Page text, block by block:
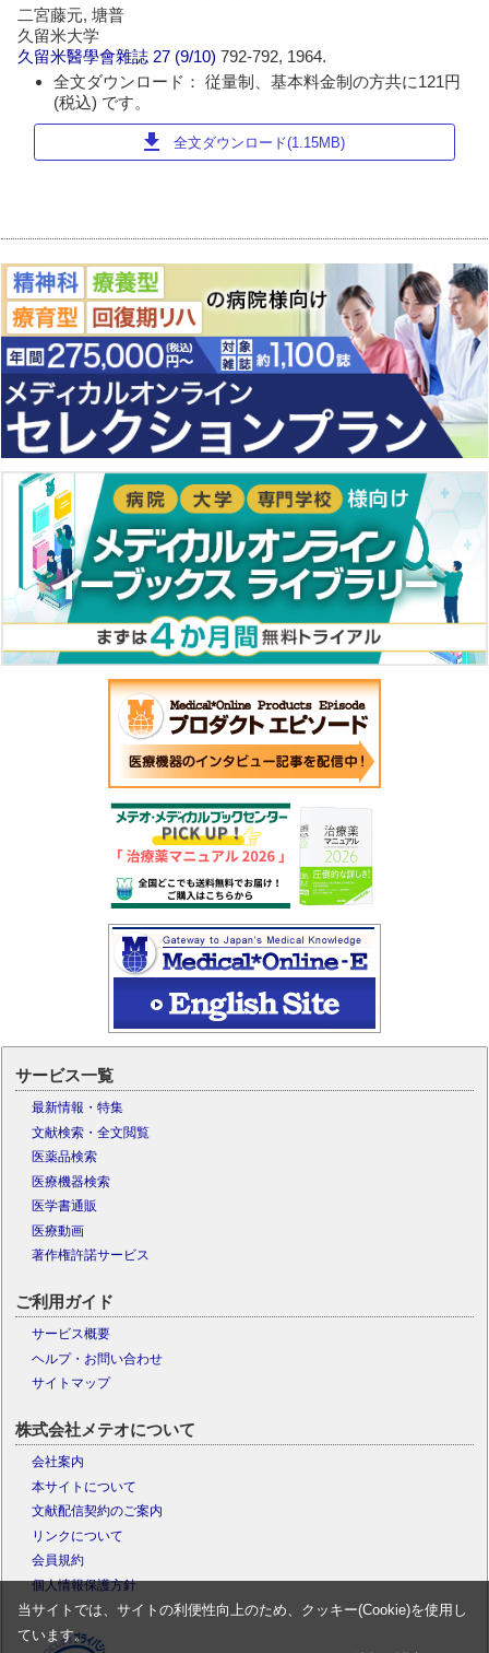
二宮藤元, 塘普
久留米大学
久留米醫學會雜誌 27 (9/10)792-792, 1964.
全文ダウンロード： 従量制、基本料金制の方共に121円
(税込) です。
download 全文ダウンロード(1.15MB)
サービス一覧
最新情報・特集
文献検索・全文閲覧
医薬品検索
医療機器検索
医学書通販
医療動画
著作権許諾サービス
ご利用ガイド
サービス概要
ヘルプ・お問い合わせ
サイトマップ
株式会社メテオについて
会社案内
本サイトについて
文献配信契約のご案内
リンクについて
会員規約
個人情報保護方針
当サイトでは、サイトの利便性向上のため、クッキー(Cookie)を使用し
ています。